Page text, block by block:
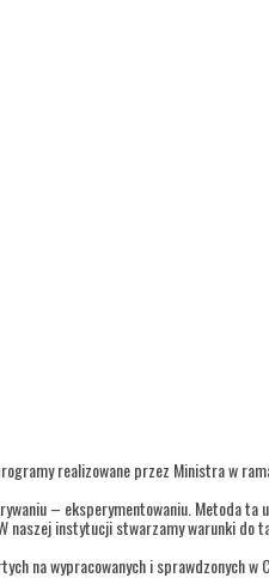
realizowane przez Ministra w
– eksperymentowaniu. Metoda
naszej instytucji stwarzamy warunki do
na wypracowanych i sprawdzonych w